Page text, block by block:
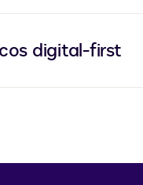
digital-first